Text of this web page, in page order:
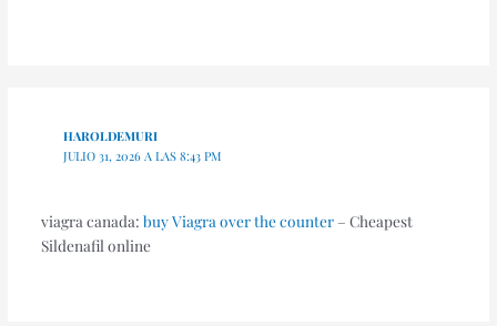
HAROLDEMURI
JULIO 31, 2026 A LAS 8:43 PM
viagra canada: buy Viagra over the counter– Cheapest
Sildenafil online